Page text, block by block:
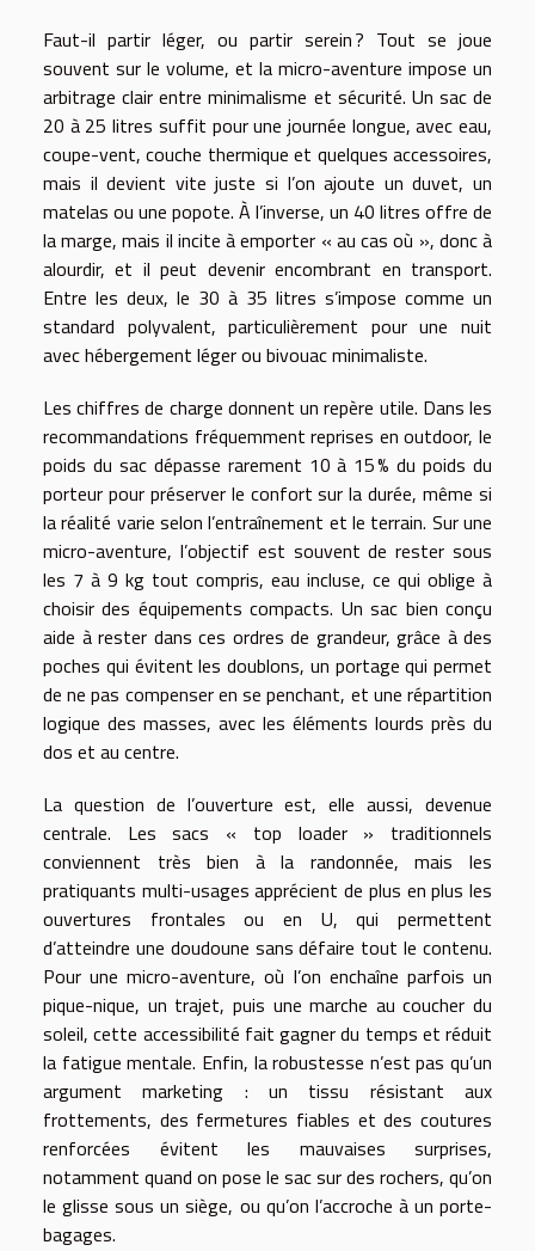
Faut-il partir léger, ou partir serein ? Tout se joue
souvent sur le volume, et la micro-aventure impose un
arbitrage clair entre minimalisme et sécurité. Un sac de
20 à 25 litres suffit pour une journée longue, avec eau,
coupe-vent, couche thermique et quelques accessoires,
mais il devient vite juste si l’on ajoute un duvet, un
matelas ou une popote. À l’inverse, un 40 litres offre de
la marge, mais il incite à emporter « au cas où », donc à
alourdir, et il peut devenir encombrant en transport.
Entre les deux, le 30 à 35 litres s’impose comme un
standard polyvalent, particulièrement pour une nuit
avec hébergement léger ou bivouac minimaliste.
Les chiffres de charge donnent un repère utile. Dans les
recommandations fréquemment reprises en outdoor, le
poids du sac dépasse rarement 10 à 15 % du poids du
porteur pour préserver le confort sur la durée, même si
la réalité varie selon l’entraînement et le terrain. Sur une
micro-aventure, l’objectif est souvent de rester sous
les 7 à 9 kg tout compris, eau incluse, ce qui oblige à
choisir des équipements compacts. Un sac bien conçu
aide à rester dans ces ordres de grandeur, grâce à des
poches qui évitent les doublons, un portage qui permet
de ne pas compenser en se penchant, et une répartition
logique des masses, avec les éléments lourds près du
dos et au centre.
La question de l’ouverture est, elle aussi, devenue
centrale. Les sacs « top loader » traditionnels
conviennent très bien à la randonnée, mais les
pratiquants multi-usages apprécient de plus en plus les
ouvertures frontales ou en U, qui permettent
d’atteindre une doudoune sans défaire tout le contenu.
Pour une micro-aventure, où l’on enchaîne parfois un
pique-nique, un trajet, puis une marche au coucher du
soleil, cette accessibilité fait gagner du temps et réduit
la fatigue mentale. Enfin, la robustesse n’est pas qu’un
argument marketing : un tissu résistant aux
frottements, des fermetures fiables et des coutures
renforcées évitent les mauvaises surprises,
notamment quand on pose le sac sur des rochers, qu’on
le glisse sous un siège, ou qu’on l’accroche à un porte-
bagages.